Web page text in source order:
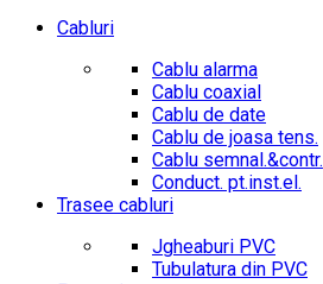
Cabluri
Cablu alarma
Cablu coaxial
Cablu de date
Cablu de joasa tens.
Cablu semnal.&contr.
Conduct. pt.inst.el.
Trasee cabluri
Jgheaburi PVC
Tubulatura din PVC